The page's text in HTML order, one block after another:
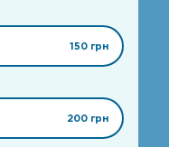
150 грн
200 грн